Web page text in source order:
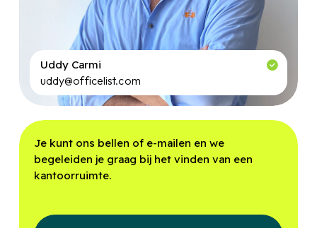
Uddy Carmi
uddy@officelist.com
Je kunt ons bellen of e-mailen en we
begeleiden je graag bij het vinden van een
kantoorruimte.